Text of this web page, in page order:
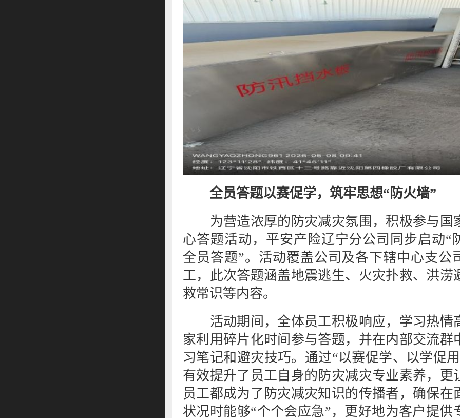
全员答题以赛促学，筑牢思想“防火墙”
为营造浓厚的防灾减灾氛围，积极参与国
心答题活动，平安产险辽宁分公司同步启动“
全员答题”。活动覆盖公司及各下辖中心支公
工，此次答题涵盖地震逃生、火灾扑救、洪涝
救常识等内容。
活动期间，全体员工积极响应，学习热情
家利用碎片化时间参与答题，并在内部交流群
习笔记和避灾技巧。通过“以赛促学、以学促
有效提升了员工自身的防灾减灾专业素养，更
员工都成为了防灾减灾知识的传播者，确保在
状况时能够“个个会应急”，更好地为客户提供